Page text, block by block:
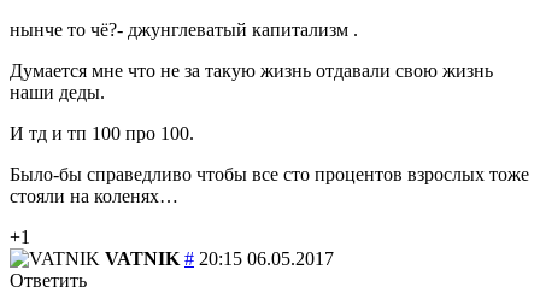
нынче то чё?- джунглеватый капитализм .
Думается мне что не за такую жизнь отдавали свою жизнь
наши деды.
И тд и тп 100 про 100.
Было-бы справедливо чтобы все сто процентов взрослых тоже
стояли на коленях…
+1
VATNIK # 20:15 06.05.2017
Ответить